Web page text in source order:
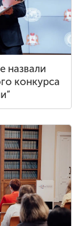
назвали
конкурса